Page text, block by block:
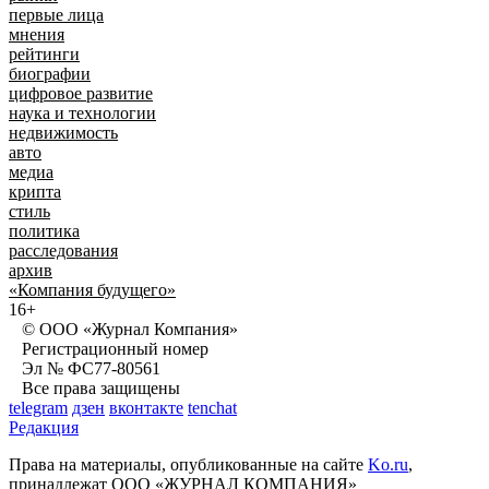
первые лица
мнения
рейтинги
биографии
цифровое развитие
наука и технологии
недвижимость
авто
медиа
крипта
стиль
политика
расследования
архив
«Компания будущего»
16+
© ООО «Журнал Компания»
Регистрационный номер
Эл № ФС77-80561
Все права защищены
telegram дзен вконтакте tenchat
Редакция
Права на материалы, опубликованные на сайте Ko.ru,
принадлежат ООО «ЖУРНАЛ КОМПАНИЯ»